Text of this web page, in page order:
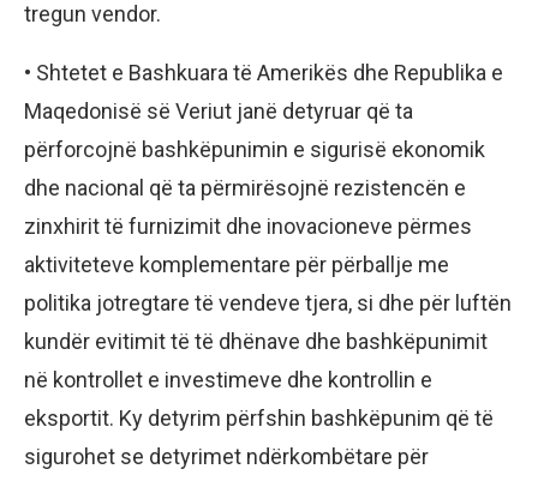
tregun vendor.
• Shtetet e Bashkuara të Amerikës dhe Republika e
Maqedonisë së Veriut janë detyruar që ta
përforcojnë bashkëpunimin e sigurisë ekonomik
dhe nacional që ta përmirësojnë rezistencën e
zinxhirit të furnizimit dhe inovacioneve përmes
aktiviteteve komplementare për përballje me
politika jotregtare të vendeve tjera, si dhe për luftën
kundër evitimit të të dhënave dhe bashkëpunimit
në kontrollet e investimeve dhe kontrollin e
eksportit. Ky detyrim përfshin bashkëpunim që të
sigurohet se detyrimet ndërkombëtare për